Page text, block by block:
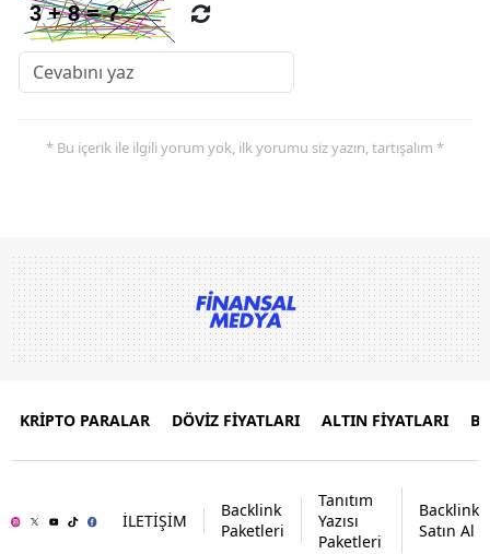
* Bu içerik ile ilgili yorum yok, ilk yorumu siz yazın, tartışalım *
KRİPTO PARALAR DÖVİZ FİYATLARI ALTIN FİYATLARI
İLETİŞİM
Backlink
Paketleri
Tanıtım
Yazısı
Paketleri
Backlink
Satın Al